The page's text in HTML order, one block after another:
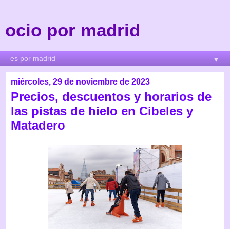
ocio por madrid
▼
miércoles, 29 de noviembre de 2023
Precios, descuentos y horarios de
las pistas de hielo en Cibeles y
Matadero